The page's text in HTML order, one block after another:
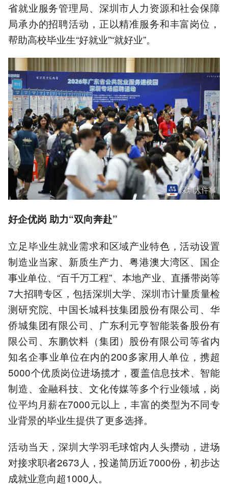
省就业服务管理局、深圳市人力资源和社会保障
局承办的招聘活动，正以精准服务和丰富岗位，
帮助高校毕业生“好就业”“就好业”。
好企优岗 助力“双向奔赴”
立足毕业生就业需求和区域产业特色，活动设置
制造业当家、新质生产力、粤港澳大湾区、国企
事业单位、“百千万工程”、本地产业、直播带岗等
7大招聘专区，包括深圳大学、深圳市计量质量检
测研究院、中国长城科技集团股份有限公司、华
侨城集团有限公司、广东利元亨智能装备股份有
限公司、东鹏饮料（集团）股份有限公司等省内
知名企事业单位在内的200多家用人单位，携超
5000个优质岗位进场揽才，覆盖信息技术、智能
制造、金融科技、文化传媒等多个行业领域，岗
位平均月薪在7000元以上，丰富的类型为不同专
业背景的毕业生提供了更多选择。
活动当天，深圳大学羽毛球馆内人头攒动，进场
对接求职者2673人，投递简历近7000份，初步达
成就业意向超1000人。